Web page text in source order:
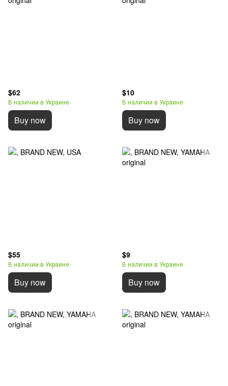
$62
В наличии в Украине
Buy now
$10
В наличии в Украине
Buy now
$55
В наличии в Украине
Buy now
$9
В наличии в Украине
Buy now